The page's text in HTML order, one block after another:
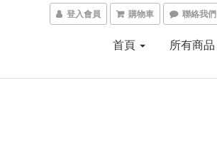
登入會員 購物車 聯絡我們
首頁 所有商品